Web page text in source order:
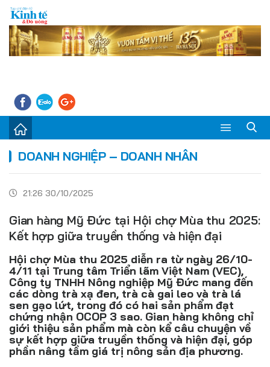
Kinh tế - Tiêu dùng
Đời sống
Thị trường
Đồ uống
Pháp luật
Khoa giáo
Multimedia
DOANH NGHIỆP – DOANH NHÂN
21:26 30/10/2025
Gian hàng Mỹ Đức tại Hội chợ Mùa thu 2025:
Kết hợp giữa truyền thống và hiện đại
Hội chợ Mùa thu 2025 diễn ra từ ngày 26/10-
4/11 tại Trung tâm Triển lãm Việt Nam (VEC),
Công ty TNHH Nông nghiệp Mỹ Đức mang đến
các dòng trà xạ đen, trà cà gai leo và trà lá
sen gạo lứt, trong đó có hai sản phẩm đạt
chứng nhận OCOP 3 sao. Gian hàng không chỉ
giới thiệu sản phẩm mà còn kể câu chuyện về
sự kết hợp giữa truyền thống và hiện đại, góp
phần nâng tầm giá trị nông sản địa phương.